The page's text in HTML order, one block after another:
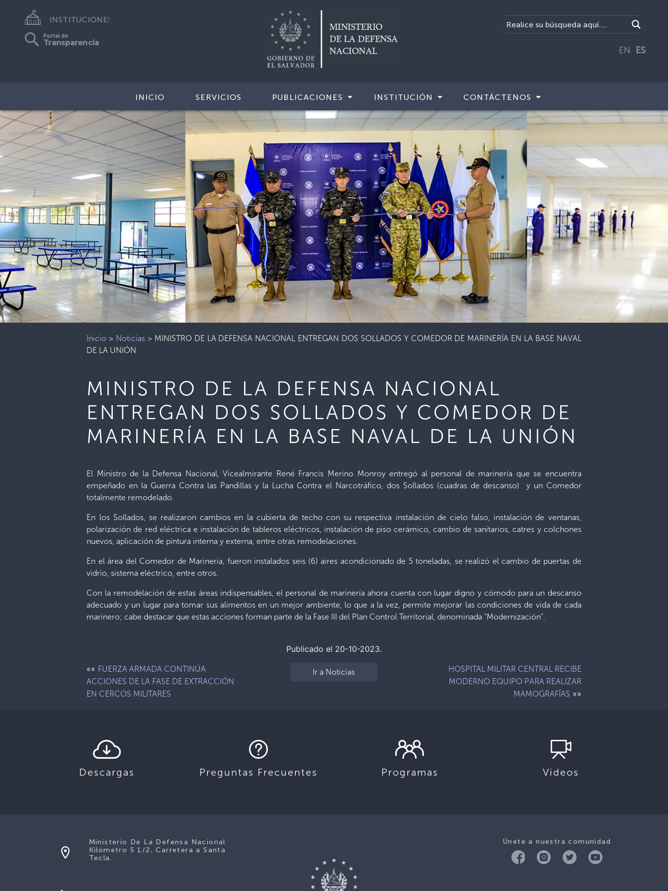
INSTITUCIONES
Portal de
Transparencia
EN ES
INICIO SERVICIOS PUBLICACIONES INSTITUCIÓN CONTÁCTENOS
Inicio > Noticias > MINISTRO DE LA DEFENSA NACIONAL ENTREGAN DOS SOLLADOS Y COMEDOR DE MARINERÍA EN LA BASE NAVAL
DE LA UNIÓN
MINISTRO DE LA DEFENSA NACIONAL
ENTREGAN DOS SOLLADOS Y COMEDOR DE
MARINERÍA EN LA BASE NAVAL DE LA UNIÓN
El Ministro de la Defensa Nacional, Vicealmirante René Francis Merino Monroy entregó al personal de marinería que se encuentra
empeñado en la Guerra Contra las Pandillas y la Lucha Contra el Narcotráfico, dos Sollados (cuadras de descanso) y un Comedor
totalmente remodelado.
En los Sollados, se realizaron cambios en la cubierta de techo con su respectiva instalación de cielo falso, instalación de ventanas,
polarización de red eléctrica e instalación de tableros eléctricos, instalación de piso cerámico, cambio de sanitarios, catres y colchones
nuevos, aplicación de pintura interna y externa, entre otras remodelaciones.
En el área del Comedor de Marinería, fueron instalados seis (6) aires acondicionado de 5 toneladas, se realizó el cambio de puertas de
vidrio, sistema eléctrico, entre otros.
Con la remodelación de estas áreas indispensables, el personal de marinería ahora cuenta con lugar digno y cómodo para un descanso
adecuado y un lugar para tomar sus alimentos en un mejor ambiente, lo que a la vez, permite mejorar las condiciones de vida de cada
marinero; cabe destacar que estas acciones forman parte de la Fase III del Plan Control Territorial, denominada “Modernización”.
Publicado el 20-10-2023.
«« FUERZA ARMADA CONTINÚA
ACCIONES DE LA FASE DE EXTRACCIÓN
EN CERCOS MILITARES
Ir a Noticias
HOSPITAL MILITAR CENTRAL RECIBE
MODERNO EQUIPO PARA REALIZAR
MAMOGRAFÍAS »»
Descargas Preguntas Frecuentes Programas Videos
Únete a nuestra comunidad
Ministerio De La Defensa Nacional
Kilómetro 5 1/2, Carretera a Santa
Tecla.